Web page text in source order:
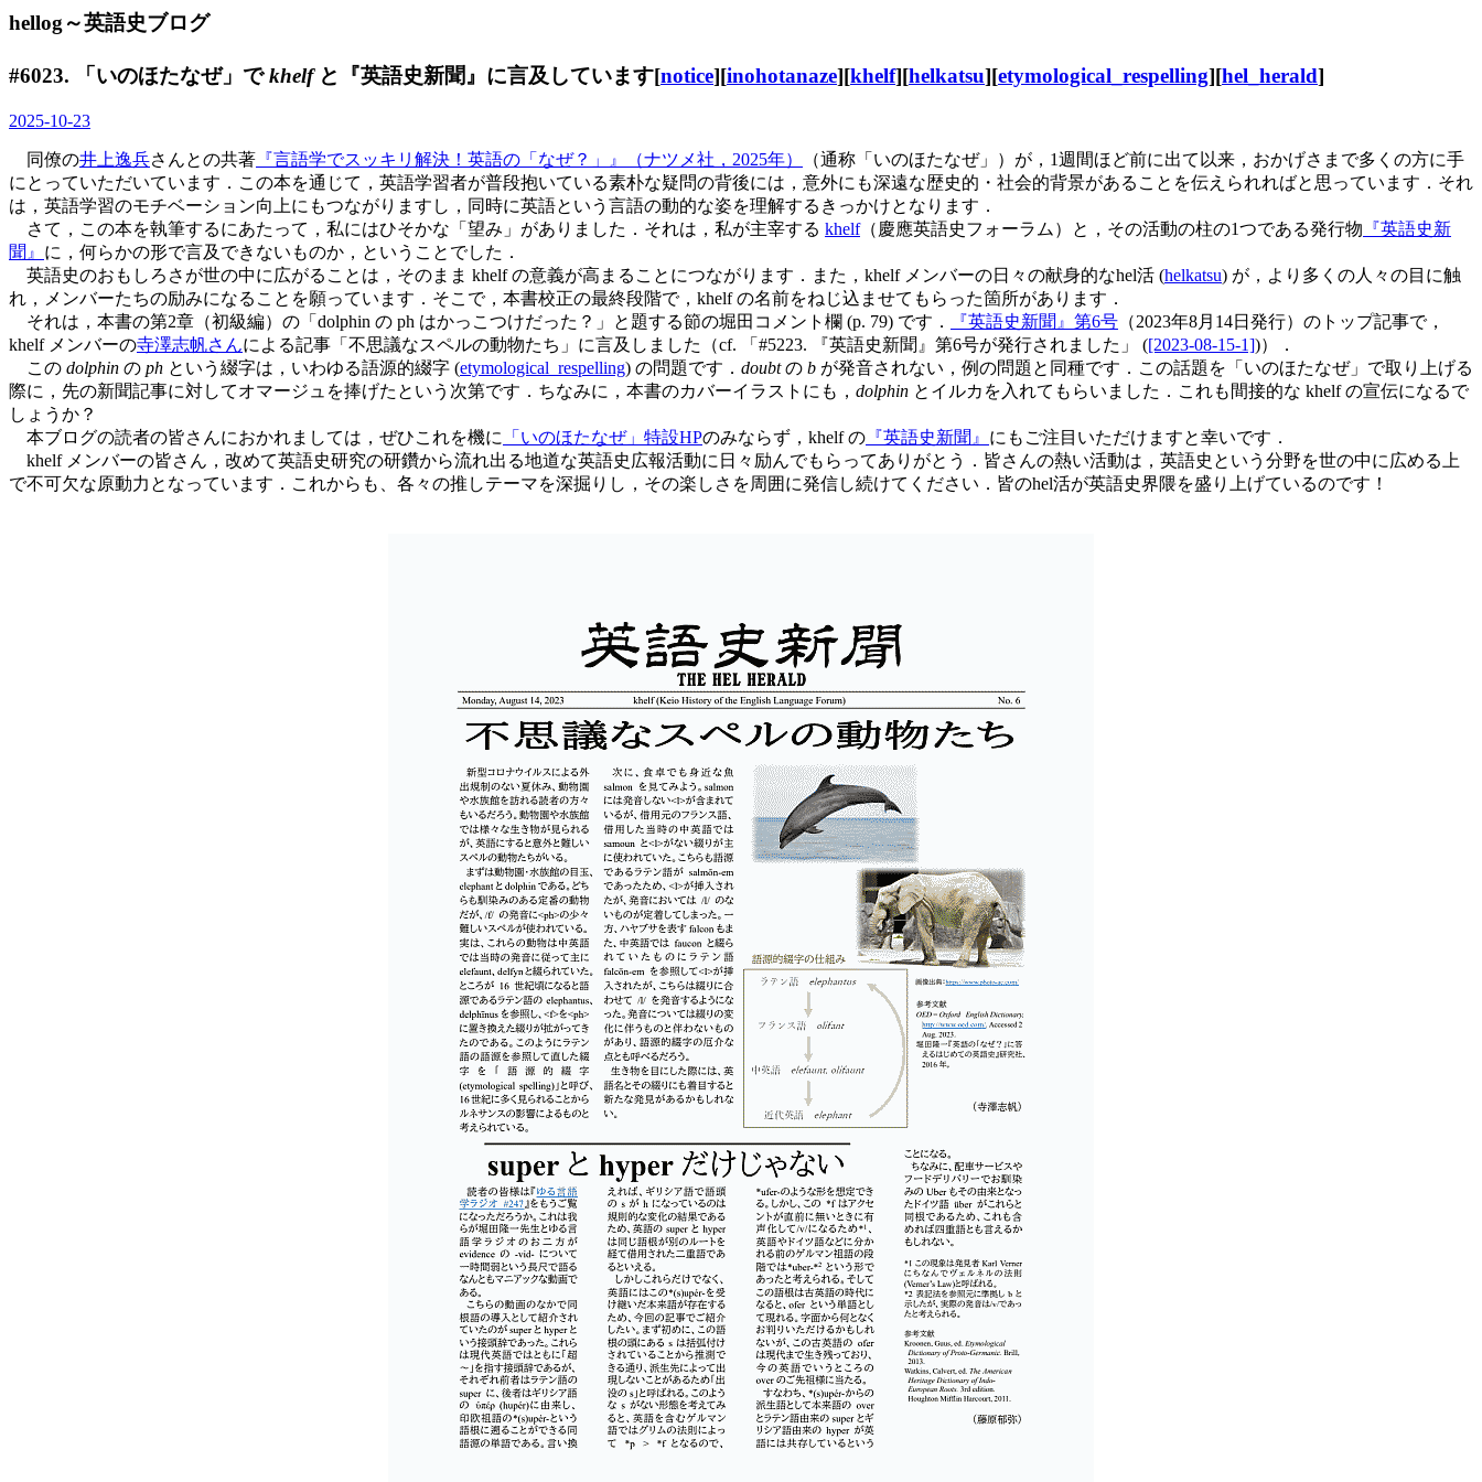
hellog～英語史ブログ
#6023. 「いのほたなぜ」でkhelfと『英語史新聞』に言及しています[notice][inohotanaze][khelf][helkatsu][etymological_respelling][hel_herald]
2025-10-23
同僚の井上逸兵さんとの共著 『言語学でスッキリ解決！英語の「なぜ？」』（ナツメ社，2025年）
（通称「いのほたなぜ」）が，1週間ほど前に出て以来，おかげさまで多くの方に手
にとっていただいています．この本を通じて，英語学習者が普段抱いている素朴な疑問の背後には，意外にも深遠な歴史的・社会的背景があることを伝えられればと思っています．それ
は，英語学習のモチベーション向上にもつながりますし，同時に英語という言語の動的な姿を理解するきっかけとなります．
さて，この本を執筆するにあたって，私にはひそかな「望み」がありました．それは，私が主宰する khelf（慶應英語史フォーラム）と，その活動の柱の1つである発行物 『英語史新
聞』 に，何らかの形で言及できないものか，ということでした．
英語史のおもしろさが世の中に広がることは，そのまま khelf の意義が高まることにつながります．また，khelf メンバーの日々の献身的なhel活 (helkatsu) が，より多くの人々の目に触
れ，メンバーたちの励みになることを願っています．そこで，本書校正の最終段階で，khelf の名前をねじ込ませてもらった箇所があります．
それは，本書の第2章（初級編）の「dolphin の ph はかっこつけだった？」と題する節の堀田コメント欄 (p. 79) です．
『英語史新聞』第6号 （2023年8月14日発行）のトップ記事で，
khelf メンバーの寺澤志帆さんによる記事「不思議なスペルの動物たち」に言及しました（cf. 「#5223. 『英語史新聞』第6号が発行されました」 ([2023-08-15-1])）．
この dolphin の ph という綴字は，いわゆる語源的綴字 (etymological_respelling) の問題です． doubtの b が発音されない，例の問題と同種です．この話題を「いのほたなぜ」で取り上げる
際に，先の新聞記事に対してオマージュを捧げたという次第です．ちなみに，本書のカバーイラストにも， dolphin とイルカを入れてもらいました．これも間接的な khelf の宣伝になるで
しょうか？
本ブログの読者の皆さんにおかれましては，ぜひこれを機に
「いのほたなぜ」特設HPのみならず，khelf の 『英語史新聞』 にもご注目いただけますと幸いです．
khelf メンバーの皆さん，改めて英語史研究の研鑽から流れ出る地道な英語史広報活動に日々励んでもらってありがとう．皆さんの熱い活動は，英語史という分野を世の中に広める上
で不可欠な原動力となっています．これからも、各々の推しテーマを深掘りし，その楽しさを周囲に発信し続けてください．皆のhel活が英語史界隈を盛り上げているのです！